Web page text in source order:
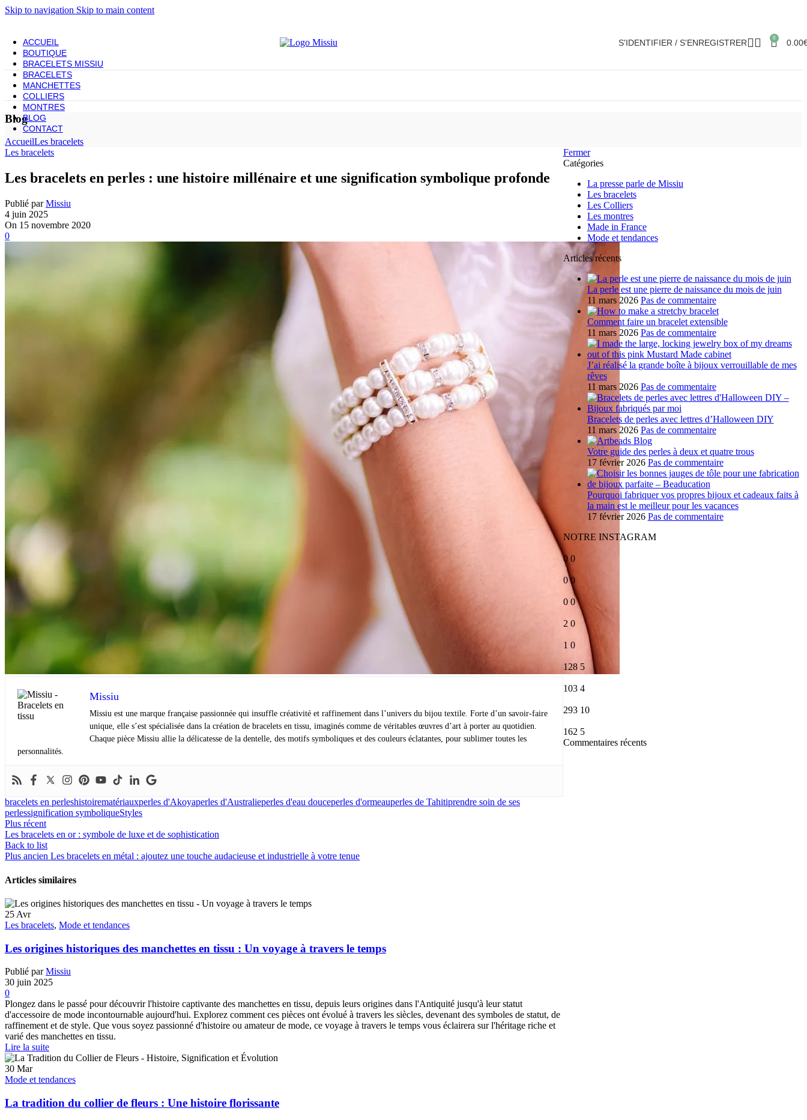
Skip to navigation Skip to main content
S'IDENTIFIER / S'ENREGISTRER 0 0.00
ACCUEIL
BOUTIQUE
BRACELETS MISSIU
BRACELETS
MANCHETTES
COLLIERS
MONTRES
BLOG
CONTACT
Blog
AccueilLes bracelets
Les bracelets
Les bracelets en perles : une histoire millénaire et une signification symbolique profonde
Publié parMissiu
4 juin 2025
On 15 novembre 2020
0
Missiu
Missiu est une marque française passionnée qui insuffle créativité et raffinement dans l’univers du bijou textile. Forte d’un savoir-faire
unique, elle s’est spécialisée dans la création de bracelets en tissu, imaginés comme de véritables œuvres d’art à porter au quotidien.
Chaque pièce Missiu allie la délicatesse de la dentelle, des motifs symboliques et des couleurs éclatantes, pour sublimer toutes les
personnalités.
bracelets en perleshistoirematériauxperles d'Akoyaperles d'Australieperles d'eau douceperles d'ormeauperles de Tahitiprendre soin de ses
perlessignification symboliqueStyles
Plus récent
Les bracelets en or : symbole de luxe et de sophistication
Back to list
Plus ancien Les bracelets en métal : ajoutez une touche audacieuse et industrielle à votre tenue
Articles similaires
25 Avr
Les bracelets, Mode et tendances
Les origines historiques des manchettes en tissu : Un voyage à travers le temps
Publié parMissiu
30 juin 2025
0
Plongez dans le passé pour découvrir l'histoire captivante des manchettes en tissu, depuis leurs origines dans l'Antiquité jusqu'à leur statut
d'accessoire de mode incontournable aujourd'hui. Explorez comment ces pièces ont évolué à travers les siècles, devenant des symboles de statut, de
raffinement et de style. Que vous soyez passionné d'histoire ou amateur de mode, ce voyage à travers le temps vous éclairera sur l'héritage riche et
varié des manchettes en tissu.
Lire la suite
30 Mar
Mode et tendances
La tradition du collier de fleurs : Une histoire florissante
Fermer
Catégories
La presse parle de Missiu
Les bracelets
Les Colliers
Les montres
Made in France
Mode et tendances
Articles récents
La perle est une pierre de naissance du mois de juin
11 mars 2026 Pas de commentaire
Comment faire un bracelet extensible
11 mars 2026 Pas de commentaire
J’ai réalisé la grande boîte à bijoux verrouillable de mes
rêves
11 mars 2026 Pas de commentaire
Bracelets de perles avec lettres d’Halloween DIY
11 mars 2026 Pas de commentaire
Votre guide des perles à deux et quatre trous
17 février 2026 Pas de commentaire
Pourquoi fabriquer vos propres bijoux et cadeaux faits à
la main est le meilleur pour les vacances
17 février 2026 Pas de commentaire
NOTRE INSTAGRAM
0 0
0 0
0 0
2 0
1 0
128 5
103 4
293 10
162 5
Commentaires récents